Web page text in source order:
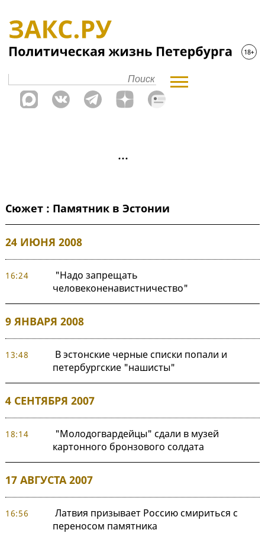
Сюжет : Памятник в Эстонии
24 ИЮНЯ 2008
16:24
"Надо запрещать
человеконенавистничество"
9 ЯНВАРЯ 2008
13:48
В эстонские черные списки попали и
петербургские "нашисты"
4 СЕНТЯБРЯ 2007
18:14
"Молодогвардейцы" сдали в музей
картонного бронзового солдата
17 АВГУСТА 2007
16:56
Латвия призывает Россию смириться с
переносом памятника